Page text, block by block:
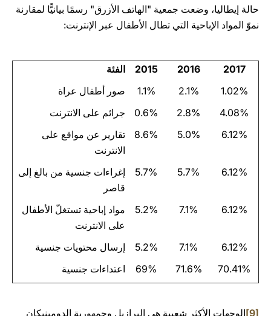
حالة إيطاليا، وضعت جمعية "الهاتف الأزرق" رسمًا بيانيًّا لمقارنة
نموّ المواد الإباحية التي تطال الأطفال عبر الإنترنت:
2017
2016
2015
الفئة
1.02%
2.1%
1.1%
صور أطفال عراة
4.08%
2.8%
0.6%
جرائم على الانترنت
6.12%
5.0%
8.6%
تقارير عن مواقع على
الانترنت
6.12%
5.7%
5.7%
إغراءات جنسية من بالغ إلى
قاصر
6.12%
7.1%
5.2%
مواد إباحية تستغلّ الأطفال
على الانترنت
6.12%
7.1%
5.2%
إرسال محتويات جنسية
70.41%
71.6%
69% اعتداءات جنسية
[9]
الوجهات الأكثر شعبية هي البرازيل وجمهورية الدومينيكان